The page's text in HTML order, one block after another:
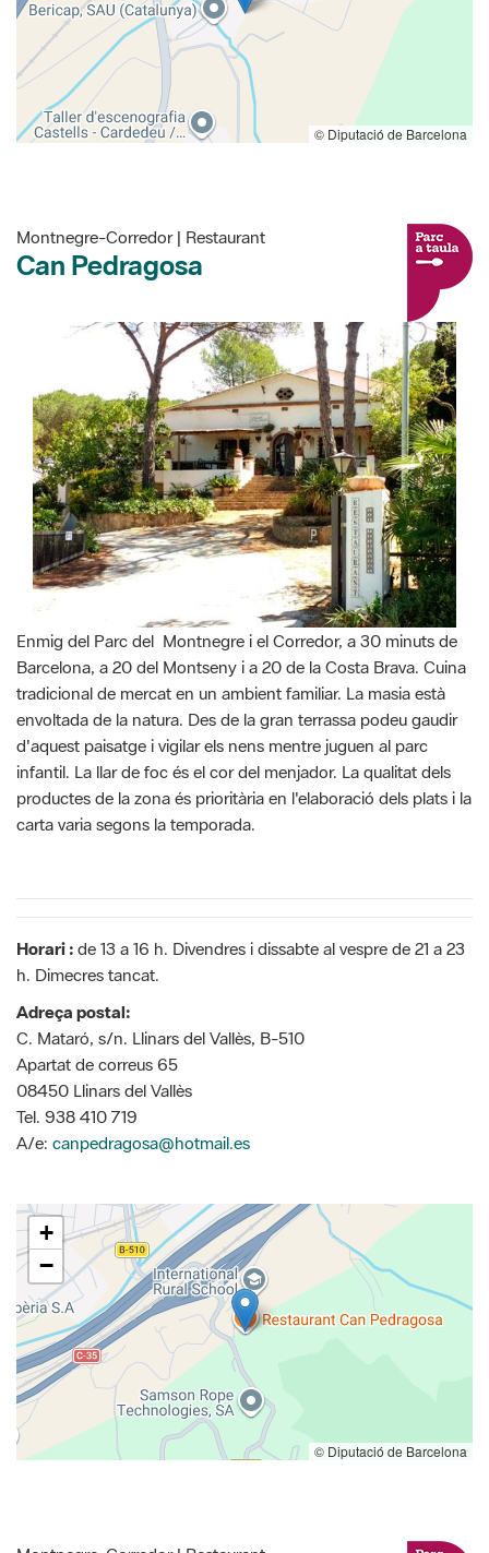
© Diputació de Barcelona
Montnegre-Corredor | Restaurant
Can Pedragosa
Enmig del Parc del Montnegre i el Corredor, a 30 minuts de
Barcelona, a 20 del Montseny i a 20 de la Costa Brava. Cuina
tradicional de mercat en un ambient familiar. La masia està
envoltada de la natura. Des de la gran terrassa podeu gaudir
d'aquest paisatge i vigilar els nens mentre juguen al parc
infantil. La llar de foc és el cor del menjador. La qualitat dels
productes de la zona és prioritària en l'elaboració dels plats i la
carta varia segons la temporada.
Horari : de 13 a 16 h. Divendres i dissabte al vespre de 21 a 23
h. Dimecres tancat.
Adreça postal:
C. Mataró, s/n. Llinars del Vallès, B-510
Apartat de correus 65
08450 Llinars del Vallès
Tel. 938 410 719
A/e: canpedragosa@hotmail.es
+
−
© Diputació de Barcelona